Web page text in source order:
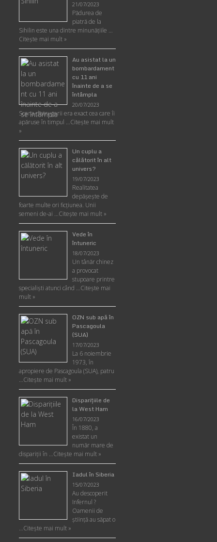
21/07/2023
Pădurea de
piatră de la
Sihilin este una dintre minunăţiile …
Citește mai mult »
Au asistat la un
bombardament
cu 11 ani
înainte de a se
întâmpla
20/07/2023
Scena distrugerii era exact cea care îi
apăruse în timpul …Citește mai mult
»
Un cuplu a
călătorit în alt
univers?
19/07/2023
Realitatea
depăşeşte de
foarte multe ori ficţiunea. Unii
semeni de-ai …Citește mai mult »
Vede în
întuneric
18/07/2023
Un tânăr chinez
a provocat
stupoare printre
specialişti atunci când …Citește mai
mult »
OZN sub apă în
Pascagoula
(SUA)
17/07/2023
La 6 noiembrie
1973, în
apropiere de Pascagoula (SUA), patru
…Citește mai mult »
Disparițiile de
la West Ham
16/07/2023
În 1880, a
existat un
număr mare de
dispariții în …Citește mai mult »
Iadul în Siberia
15/07/2023
Au descoperit
Infernul ?
Oamenii de
ştiinţă au săpat o
…Citește mai mult »